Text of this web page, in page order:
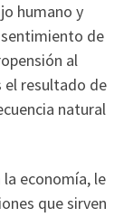
humano y
de
al
el resultado de
natural
economía, le
que sirven